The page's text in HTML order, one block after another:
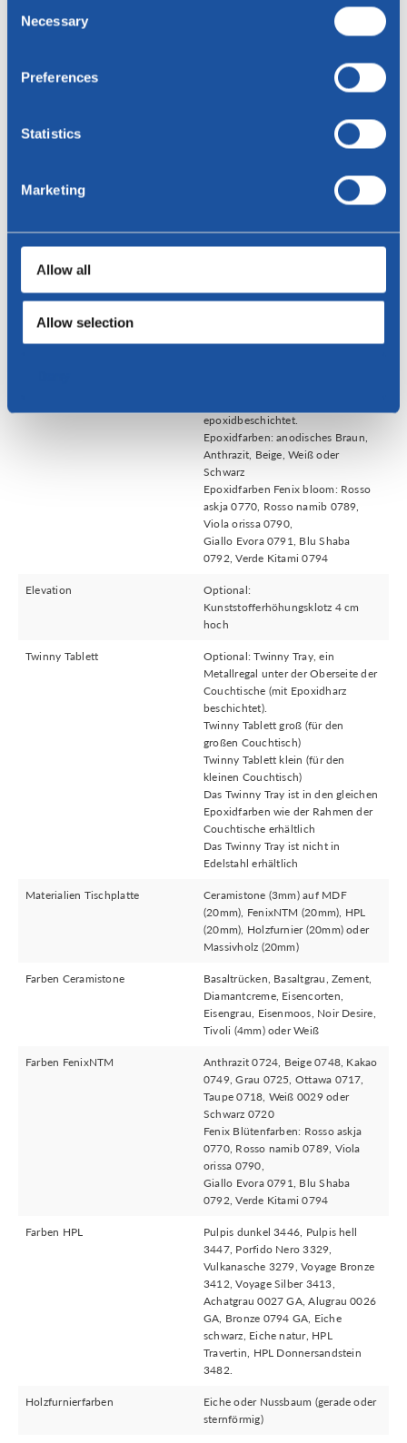
Selection
Necessary
Preferences
Statistics
Marketing
Allow all
Allow selection
Botschaft
Senden
epoxidbeschichtet.
Epoxidfarben: anodisches Braun,
Anthrazit, Beige, Weiß oder
Schwarz
Epoxidfarben Fenix bloom: Rosso
askja 0770, Rosso namib 0789,
Viola orissa 0790,
Giallo Evora 0791, Blu Shaba
0792, Verde Kitami 0794
Elevation
Optional:
Kunststofferhöhungsklotz 4 cm
hoch
Twinny Tablett
Optional: Twinny Tray, ein
Metallregal unter der Oberseite der
Couchtische (mit Epoxidharz
beschichtet).
Twinny Tablett groß (für den
großen Couchtisch)
Twinny Tablett klein (für den
kleinen Couchtisch)
Das Twinny Tray ist in den gleichen
Epoxidfarben wie der Rahmen der
Couchtische erhältlich
Das Twinny Tray ist nicht in
Edelstahl erhältlich
Materialien Tischplatte
Ceramistone (3mm) auf MDF
(20mm), FenixNTM (20mm), HPL
(20mm), Holzfurnier (20mm) oder
Massivholz (20mm)
Farben Ceramistone
Basaltrücken, Basaltgrau, Zement,
Diamantcreme, Eisencorten,
Eisengrau, Eisenmoos, Noir Desire,
Tivoli (4mm) oder Weiß
Farben FenixNTM
Anthrazit 0724, Beige 0748, Kakao
0749, Grau 0725, Ottawa 0717,
Taupe 0718, Weiß 0029 oder
Schwarz 0720
Fenix Blütenfarben: Rosso askja
0770, Rosso namib 0789, Viola
orissa 0790,
Giallo Evora 0791, Blu Shaba
0792, Verde Kitami 0794
Farben HPL
Pulpis dunkel 3446, Pulpis hell
3447, Porfido Nero 3329,
Vulkanasche 3279, Voyage Bronze
3412, Voyage Silber 3413,
Achatgrau 0027 GA, Alugrau 0026
GA, Bronze 0794 GA, Eiche
schwarz, Eiche natur, HPL
Travertin, HPL Donnersandstein
3482.
Holzfurnierfarben
Eiche oder Nussbaum (gerade oder
sternförmig)